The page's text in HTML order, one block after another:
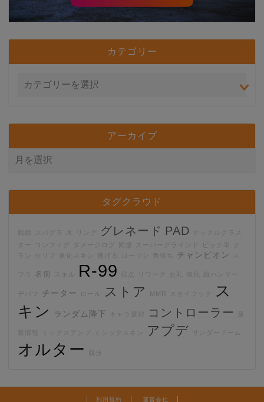
カテゴリー
アーカイブ
タグクラウド
スパグラ グレネード PAD
ナックルクラス
ター
ダメージログ スーパーグラインド
ラン
進化スキン チャンピオン
プラ 名前 R-99 お礼 強化 縦ハンマー
チーター ストア MMR
ス
キン
ランダム降下 キャラ選択 コントローラー
アプデ サンダードーム
オルター
利用規約 運営会社